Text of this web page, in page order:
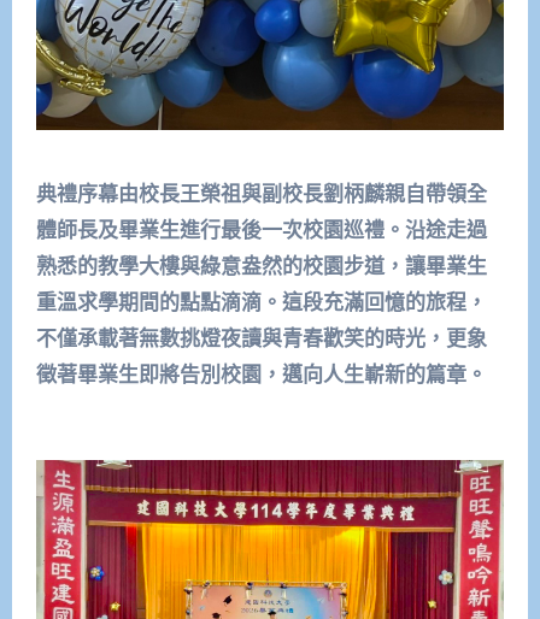
典禮序幕由校長王榮祖與副校長劉柄麟親自帶領全
體師長及畢業生進行最後一次校園巡禮。沿途走過
熟悉的教學大樓與綠意盎然的校園步道，讓畢業生
重溫求學期間的點點滴滴。這段充滿回憶的旅程，
不僅承載著無數挑燈夜讀與青春歡笑的時光，更象
徵著畢業生即將告別校園，邁向人生嶄新的篇章。